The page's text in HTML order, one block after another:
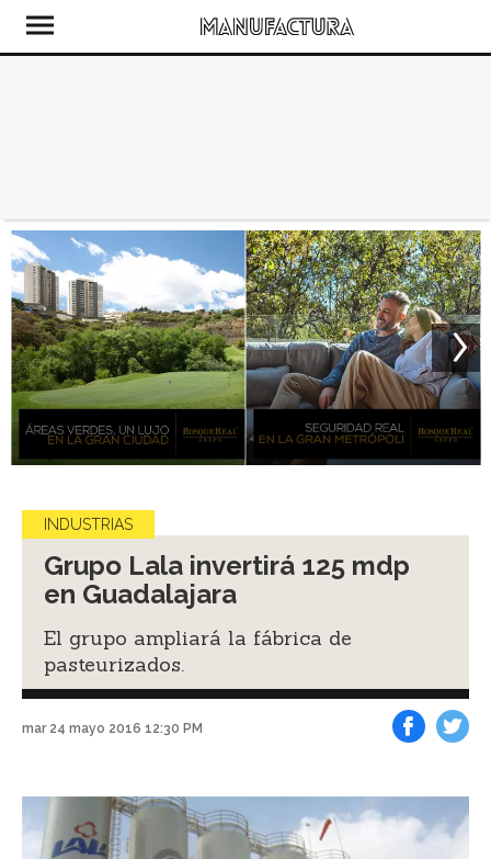
INDUSTRIAS
Grupo Lala invertirá 125 mdp
en Guadalajara
El grupo ampliará la fábrica de
pasteurizados.
mar 24 mayo 2016 12:30 PM